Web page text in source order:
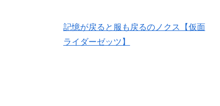
記憶が戻ると服も戻るのノクス【仮面
ライダーゼッツ】